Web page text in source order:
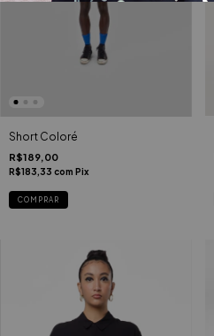
Short Coloré
R$189,00
R$183,33 com Pix
COMPRAR